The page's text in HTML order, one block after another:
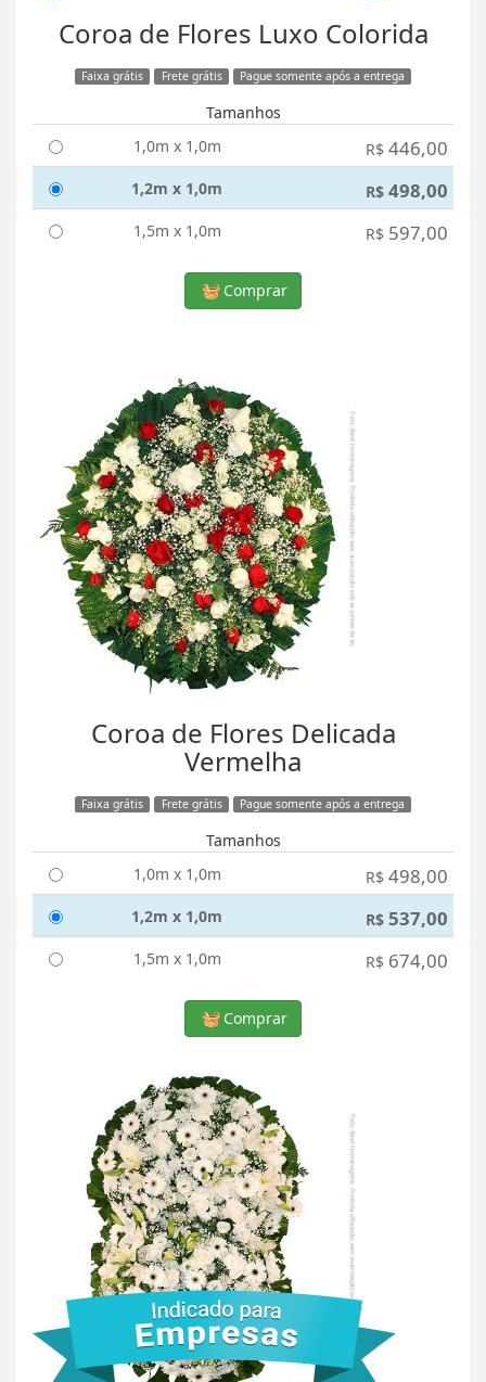
Coroa de Flores Luxo Colorida
Faixa grátis Frete grátis Pague somente após a entrega
Tamanhos
1,0m x 1,0m
R$ 446,00
1,2m x 1,0m R$ 498,00
1,5m x 1,0m R$ 597,00
Comprar
Coroa de Flores Delicada
Vermelha
Faixa grátis Frete grátis Pague somente após a entrega
Tamanhos
1,0m x 1,0m
R$ 498,00
1,2m x 1,0m R$ 537,00
1,5m x 1,0m R$ 674,00
Comprar